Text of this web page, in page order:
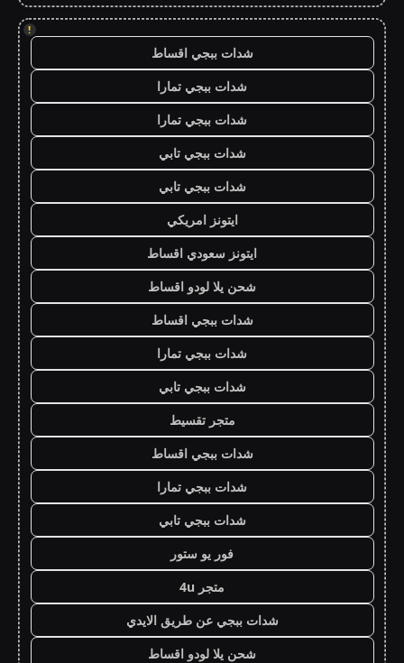
!
شدات ببجي اقساط
شدات ببجي تمارا
شدات ببجي تمارا
شدات ببجي تابي
شدات ببجي تابي
ايتونز امريكي
ايتونز سعودي اقساط
شحن يلا لودو اقساط
شدات ببجي اقساط
شدات ببجي تمارا
شدات ببجي تابي
متجر تقسيط
شدات ببجي اقساط
شدات ببجي تمارا
شدات ببجي تابي
فور يو ستور
متجر 4u
شدات ببجي عن طريق الايدي
شحن يلا لودو اقساط